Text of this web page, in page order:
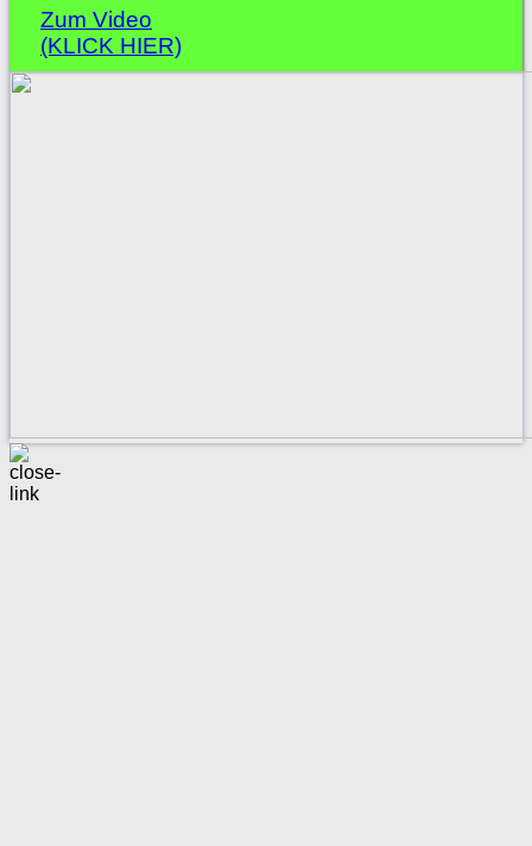
Zum Video
(KLICK HIER)